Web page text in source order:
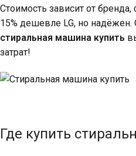
Стоимость зависит от
15% дешевле LG, но надёжен.
стиральная машина купить
затрат!
Где купить